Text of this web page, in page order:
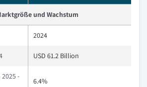
und Wachstum
2024
USD 61.2 Billion
-
6.4%